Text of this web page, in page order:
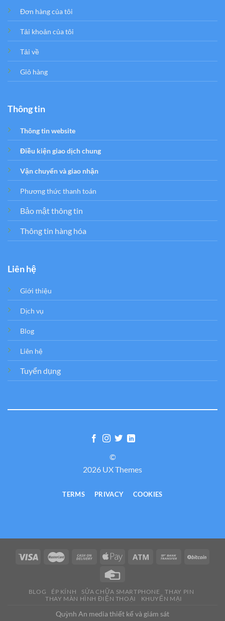
Đơn hàng của tôi
Tải khoản của tôi
Tải về
Giỏ hàng
Thông tin
Thông tin website
Điều kiện giao dịch chung
Vận chuyển và giao nhận
Phương thức thanh toán
Bảo mật thông tin
Thông tin hàng hóa
Liên hệ
Giới thiệu
Dịch vụ
Blog
Liên hệ
Tuyển dụng
©
2026 UX Themes
TERMS PRIVACY COOKIES
BLOG ÉP KÍNH SỬA CHỮA SMARTPHONE
THAY PIN
THAY MÀN HÌNH ĐIỆN THOẠI
KHUYẾN MẠI
Quỳnh An media thiết kế và giám sát